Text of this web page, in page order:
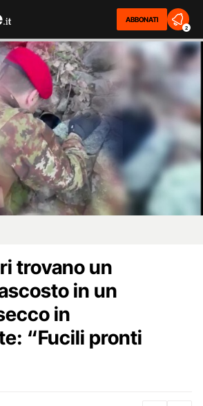
ABBONATI
2
trovano un
in un
in
“Fucili pronti